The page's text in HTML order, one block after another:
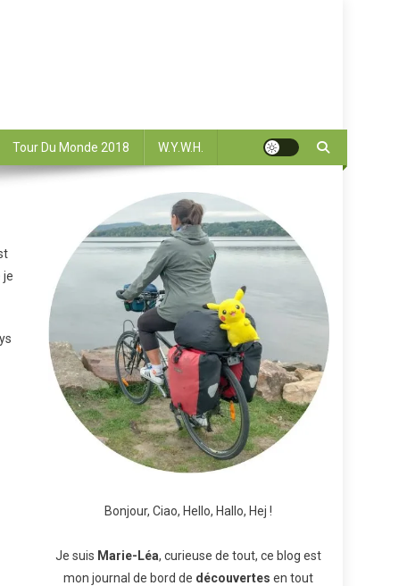
Tour Du Monde 2018 W.Y.W.H.
je
Bonjour, Ciao, Hello, Hallo, Hej !
Je suis Marie-Léa, curieuse de tout, ce blog est
mon journal de bord de découvertes en tout